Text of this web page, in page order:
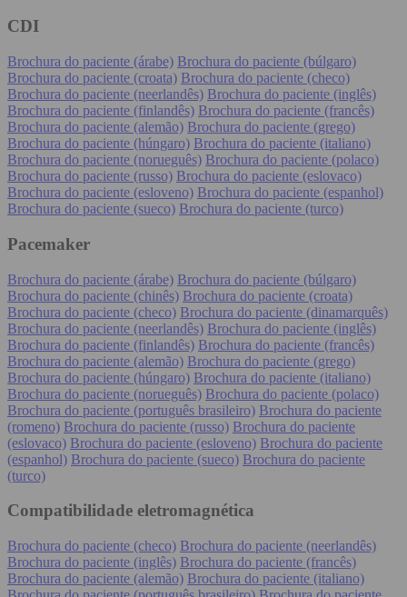
CDI
Brochura do paciente (árabe) Brochura do paciente (búlgaro)
Brochura do paciente (croata) Brochura do paciente (checo)
Brochura do paciente (neerlandês) Brochura do paciente (inglês)
Brochura do paciente (finlandês) Brochura do paciente (francês)
Brochura do paciente (alemão) Brochura do paciente (grego)
Brochura do paciente (húngaro) Brochura do paciente (italiano)
Brochura do paciente (norueguês) Brochura do paciente (polaco)
Brochura do paciente (russo) Brochura do paciente (eslovaco)
Brochura do paciente (esloveno) Brochura do paciente (espanhol)
Brochura do paciente (sueco) Brochura do paciente (turco)
Pacemaker
Brochura do paciente (árabe) Brochura do paciente (búlgaro)
Brochura do paciente (chinês) Brochura do paciente (croata)
Brochura do paciente (checo) Brochura do paciente (dinamarquês)
Brochura do paciente (neerlandês) Brochura do paciente (inglês)
Brochura do paciente (finlandês) Brochura do paciente (francês)
Brochura do paciente (alemão) Brochura do paciente (grego)
Brochura do paciente (húngaro) Brochura do paciente (italiano)
Brochura do paciente (norueguês) Brochura do paciente (polaco)
Brochura do paciente (português brasileiro) Brochura do paciente
(romeno) Brochura do paciente (russo) Brochura do paciente
(eslovaco) Brochura do paciente (esloveno) Brochura do paciente
(espanhol) Brochura do paciente (sueco) Brochura do paciente
(turco)
Compatibilidade eletromagnética
Brochura do paciente (checo) Brochura do paciente (neerlandês)
Brochura do paciente (inglês) Brochura do paciente (francês)
Brochura do paciente (alemão) Brochura do paciente (italiano)